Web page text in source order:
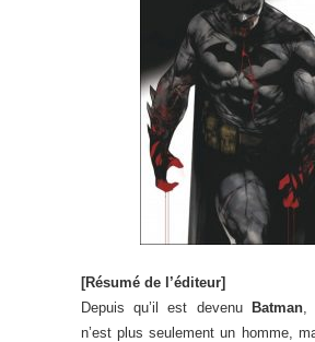
[Résumé de l’éditeur]
Depuis qu’il est devenu
Batman,
n’est plus seulement un homme,